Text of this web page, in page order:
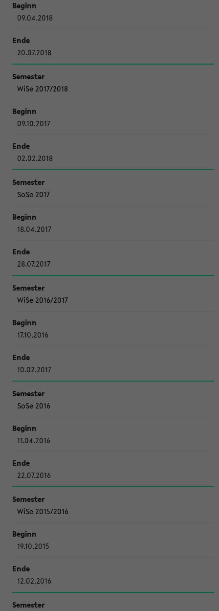
09.04.2018
20.07.2018
WiSe 2017/2018
09.10.2017
02.02.2018
SoSe 2017
18.04.2017
28.07.2017
WiSe 2016/2017
17.10.2016
10.02.2017
SoSe 2016
11.04.2016
22.07.2016
WiSe 2015/2016
19.10.2015
12.02.2016